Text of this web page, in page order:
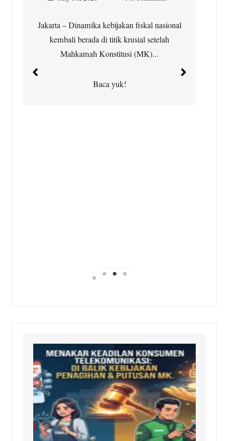
Jakarta – Dinamika kebijakan fiskal nasional
kembali berada di titik krusial setelah
Mahkamah Konstitusi (MK)...
Baca yuk!